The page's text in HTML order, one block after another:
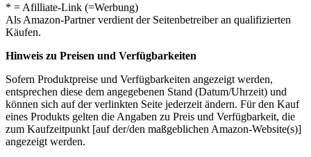
* = Afilliate-Link (=Werbung)
Als Amazon-Partner verdient der Seitenbetreiber an qualifizierten
Käufen.
Hinweis zu Preisen und Verfügbarkeiten
Sofern Produktpreise und Verfügbarkeiten angezeigt werden,
entsprechen diese dem angegebenen Stand (Datum/Uhrzeit) und
können sich auf der verlinkten Seite jederzeit ändern. Für den Kauf
eines Produkts gelten die Angaben zu Preis und Verfügbarkeit, die
zum Kaufzeitpunkt [auf der/den maßgeblichen Amazon-Website(s)]
angezeigt werden.